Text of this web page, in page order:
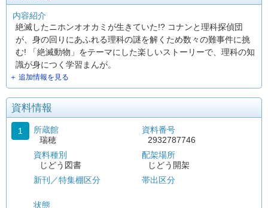
内容紹介
絶滅したニホンオオカミが生きていた!? コナンと理科探偵団
が、身の回りにあふれる理科の謎を解くため数々の難事件に挑
む! 「絶滅動物」をテーマにした楽しいストーリーで、理科の知
識が身につく学習まんが。
＋ 追加情報を見る
資料情報
1
所蔵館
瑞穂
資料種別
じどう図書
新刊／特集棚区分
状態
資料番号
2932787746
配架場所
じどう開架
帯出区分